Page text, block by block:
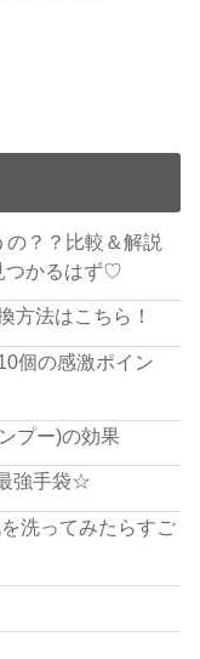
？？比較＆解説
つかるはず♡
方法はこちら！
個の感激ポイン
プー)の効果
強手袋☆
洗ってみたらすご